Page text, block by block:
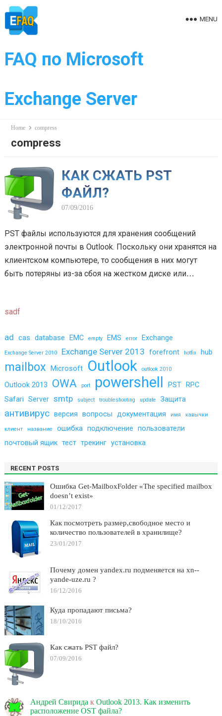
to
content
FAQ по Microsoft
Exchange Server
MENU
Home compress
compress
КАК СЖАТЬ PST
ФАЙЛ?
07/09/2016
PST файлы используются для хранения сообщений
электронной почты в Outlook. Поскольку они хранятся на
клиентском компьютере, то сообщения в них могут
быть потеряны из-за сбоя на жестком диске или
sadf
ad cas database EMC empty EMS error Exchange
Exchange Server 2010 Exchange Server 2013 forefront hotfix hub
mailbox Microsoft Outlook outlook 2010
Outlook 2013 OWA port powershell PST
RPC
Safari Server smtp subject troubleshooting update Защита
антивирус версия вопросы документация имя кавычки
клиент название ошибка подключение пользователи
почтовый ящик тест трекинг установка
RECENT POSTS
Ошибка Get-MailboxFolder «The specified mailbox
doesn’t exist»
01/12/2017
Как посмотреть размер,свободное место и
количество пользователей в хранилище?
23/01/2017
Почему домен yandex.ru подменяется на xn--
yande-uze.ru ?
16/12/2016
Куда пропадают письма?
18/10/2016
Как сжать PST файл?
07/09/2016
Андрей Свирида к Outlook 2013. Как изменить
расположение OST файла?